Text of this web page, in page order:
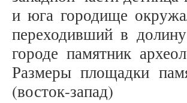
и юга городище
переходивший в
городе памятник
Размеры площадки
(восток-запад)